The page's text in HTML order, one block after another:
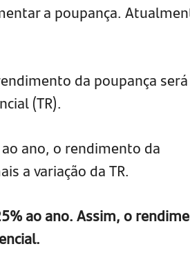
a poupança.
da poupança
(TR).
ano, o rendimento da
a variação da TR.
ao ano. Assim, o